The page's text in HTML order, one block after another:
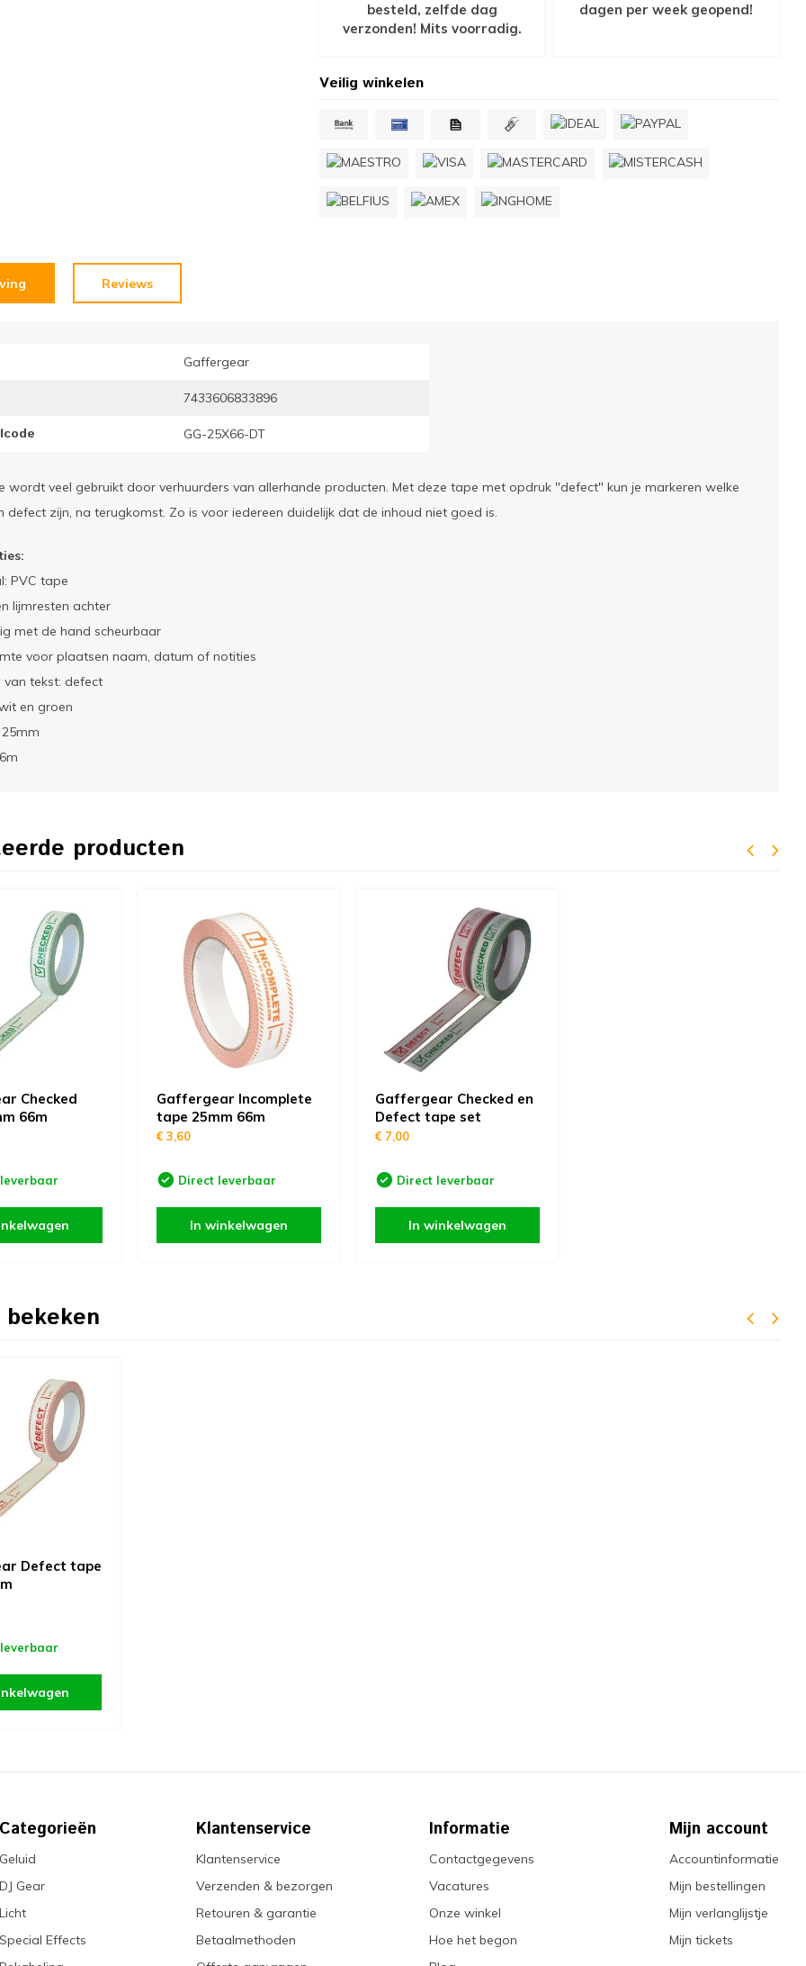
besteld, zelfde dag
verzonden! Mits voorradig.
dagen per week geopend!
Veilig winkelen
Reviews
Gaffergear
7433606833896
GG-25X66-DT
wordt veel gebruikt door verhuurders van allerhande producten. Met deze tape met opdruk "defect" kun je markeren welke
defect zijn, na terugkomst. Zo is voor iedereen duidelijk dat de inhoud niet goed is.
PVC tape
lijmresten achter
met de hand scheurbaar
voor plaatsen naam, datum of notities
van tekst: defect
en groen
producten
Checked
66m
Gaffergear Incomplete
tape 25mm 66m
€ 3,60
Direct leverbaar
In winkelwagen
Gaffergear Checked en
Defect tape set
€ 7,00
Direct leverbaar
In winkelwagen
Defect tape
Categorieën
Geluid
DJ Gear
Licht
Special Effects
Klantenservice
Klantenservice
Verzenden & bezorgen
Retouren & garantie
Betaalmethoden
Informatie
Contactgegevens
Vacatures
Onze winkel
Hoe het begon
Mijn account
Accountinformatie
Mijn bestellingen
Mijn verlanglijstje
Mijn tickets